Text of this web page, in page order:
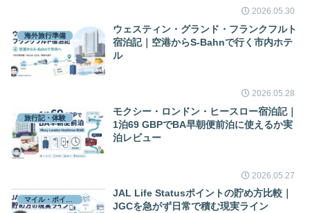
2026.05.30
海外旅行準備
ウェスティン・グランド・フランクフルト
宿泊記｜空港からS-Bahnで行く市内ホテ
ル
2026.05.28
旅行記・体験
モクシー・ロンドン・ヒースロー宿泊記｜
1泊69 GBPでBA早朝便前泊に使えるか実
泊レビュー
2026.05.27
マイル・ポイント
JAL Life Statusポイントの貯め方比較｜
JGCを急がず日常で積む現実ライン